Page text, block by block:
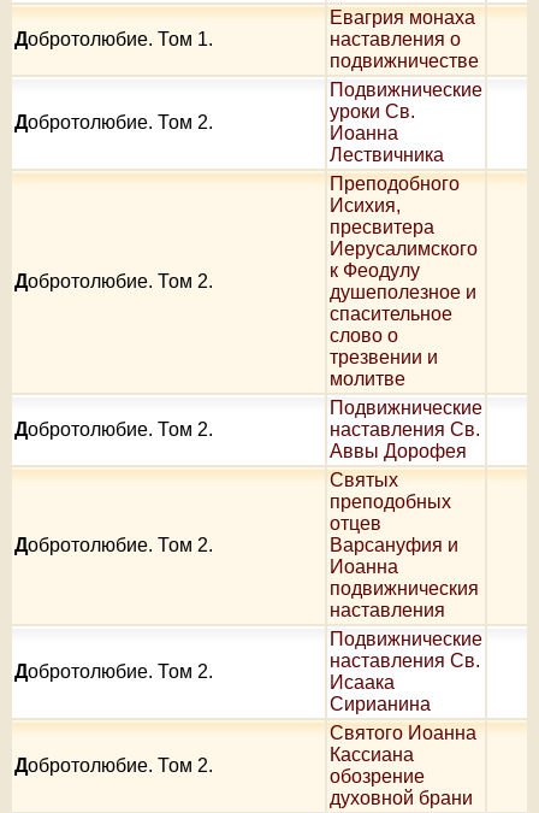
Добротолюбие. Том 1.
Евагрия монаха
наставления о
подвижничестве
Добротолюбие. Том 2.
Подвижнические
уроки Св.
Иоанна
Лествичника
Добротолюбие. Том 2.
Преподобного
Исихия,
пресвитера
Иерусалимского
к Феодулу
душеполезное и
спасительное
слово о
трезвении и
молитве
Добротолюбие. Том 2.
Подвижнические
наставления Св.
Аввы Дорофея
Добротолюбие. Том 2.
Святых
преподобных
отцев
Варсануфия и
Иоанна
подвижническия
наставления
Добротолюбие. Том 2.
Подвижнические
наставления Св.
Исаака
Сирианина
Добротолюбие. Том 2.
Святого Иоанна
Кассиана
обозрение
духовной брани